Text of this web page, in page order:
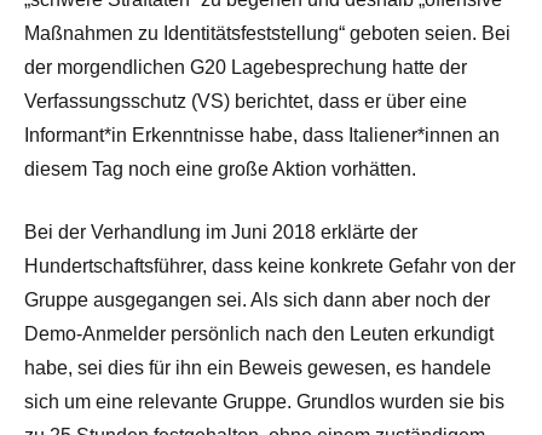
Maßnahmen zu Identitätsfeststellung“ geboten seien. Bei
der morgendlichen G20 Lagebesprechung hatte der
Verfassungsschutz (VS) berichtet, dass er über eine
Informant*in Erkenntnisse habe, dass Italiener*innen an
diesem Tag noch eine große Aktion vorhätten.
Bei der Verhandlung im Juni 2018 erklärte der
Hundertschaftsführer, dass keine konkrete Gefahr von der
Gruppe ausgegangen sei. Als sich dann aber noch der
Demo-Anmelder persönlich nach den Leuten erkundigt
habe, sei dies für ihn ein Beweis gewesen, es handele
sich um eine relevante Gruppe. Grundlos wurden sie bis